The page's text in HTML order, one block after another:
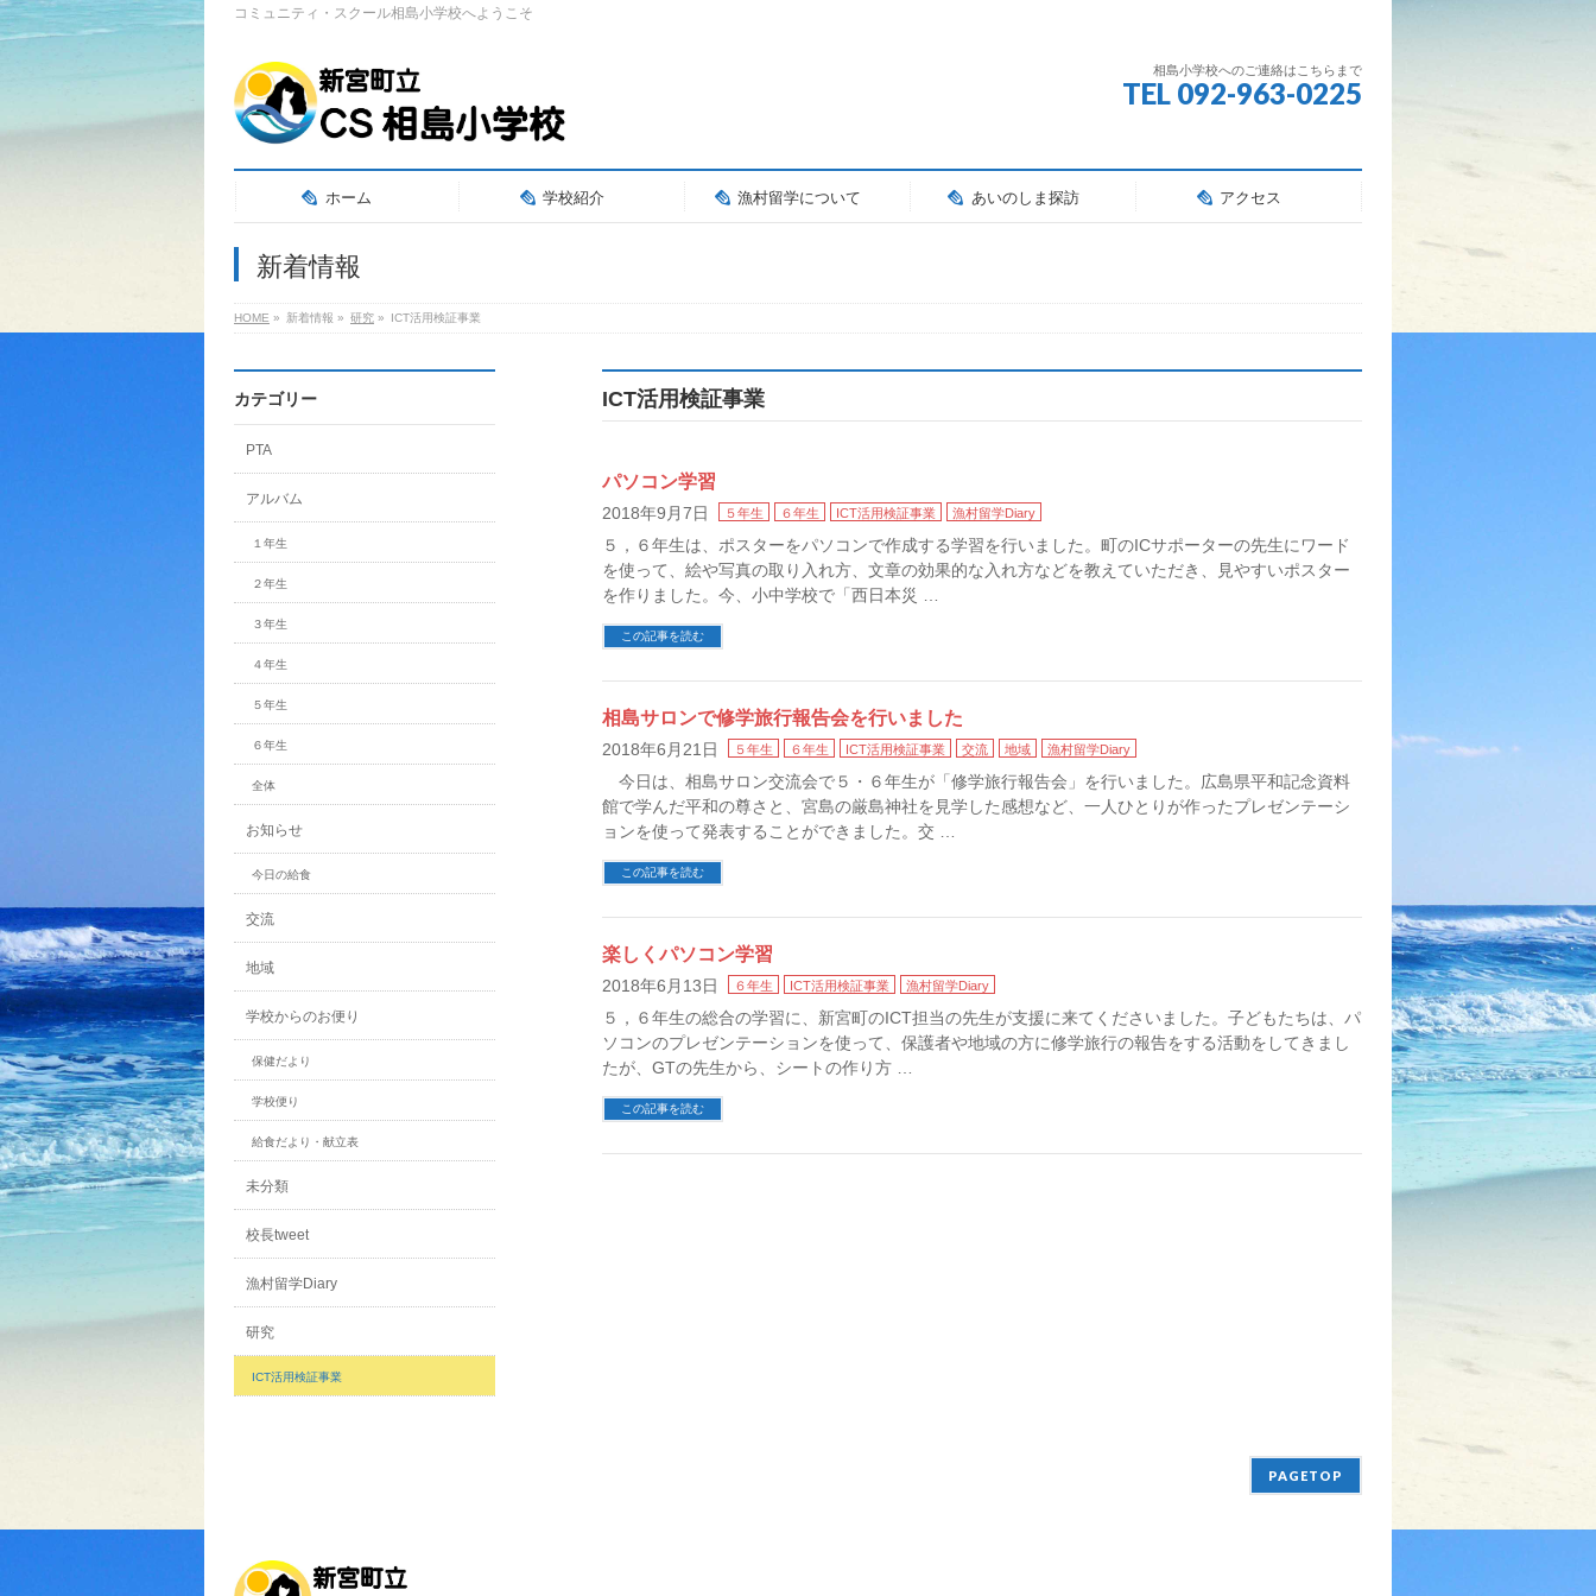
コミュニティ・スクール相島小学校へようこそ
相島小学校へのご連絡はこちらまで
TEL 092-963-0225
ホーム 学校紹介 漁村留学について あいのしま探訪 アクセス
新着情報
HOME » 新着情報 » 研究 » ICT活用検証事業
ICT活用検証事業
パソコン学習
2018年9月7日 ５年生 ６年生 ICT活用検証事業 漁村留学Diary
５，６年生は、ポスターをパソコンで作成する学習を行いました。町のICサポーターの先生にワード
を使って、絵や写真の取り入れ方、文章の効果的な入れ方などを教えていただき、見やすいポスター
を作りました。今、小中学校で「西日本災 …
この記事を読む
相島サロンで修学旅行報告会を行いました
2018年6月21日 ５年生 ６年生 ICT活用検証事業 交流 地域 漁村留学Diary
今日は、相島サロン交流会で５・６年生が「修学旅行報告会」を行いました。広島県平和記念資料
館で学んだ平和の尊さと、宮島の厳島神社を見学した感想など、一人ひとりが作ったプレゼンテーシ
ョンを使って発表することができました。交 …
この記事を読む
楽しくパソコン学習
2018年6月13日 ６年生 ICT活用検証事業 漁村留学Diary
５，６年生の総合の学習に、新宮町のICT担当の先生が支援に来てくださいました。子どもたちは、パ
ソコンのプレゼンテーションを使って、保護者や地域の方に修学旅行の報告をする活動をしてきまし
たが、GTの先生から、シートの作り方 …
この記事を読む
カテゴリー
PTA
アルバム
１年生
２年生
３年生
４年生
５年生
６年生
全体
お知らせ
今日の給食
交流
地域
学校からのお便り
保健だより
学校便り
給食だより・献立表
未分類
校長tweet
漁村留学Diary
研究
ICT活用検証事業
PAGETOP